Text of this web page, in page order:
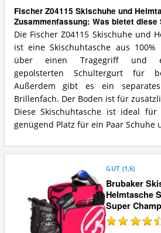
Fischer Z04115 Skischuhe und
Zusammenfassung: Was bietet
Die Fischer Z04115 Skischuhe und
ist eine Skischuhtasche aus 100%
über einen Tragegriff und
gepolsterten Schultergurt für
Außerdem gibt es ein
Brillenfach. Der Boden ist für
Diese Skischuhtasche ist ideal
genügend Platz für ein Paar Schuhe
Brubaker
Helmtasche
Super
GUT (1,6)